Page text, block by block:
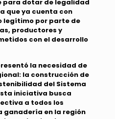
para dotar de legalidad
que ya cuenta con
legítimo por parte de
productores y
con el desarrollo
la necesidad de
la construcción de
del Sistema
iniciativa busca
a todos los
ganadería en la región